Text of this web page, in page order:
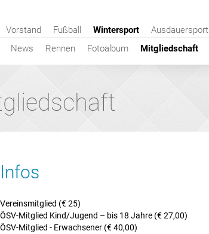
Vorstand Fußball
Wintersport
News Rennen Fotoalbum Mitgliedschaft
Ausdauersport
Infos
Vereinsmitglied (€ 25)
ÖSV-Mitglied Kind/Jugend – bis 18 Jahre (€ 27,00)
ÖSV-Mitglied - Erwachsener (€ 40,00)